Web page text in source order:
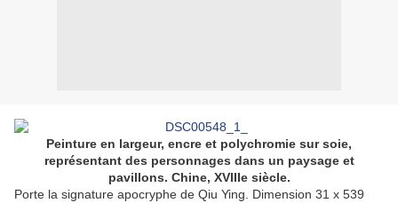
Peinture en largeur, encre et polychromie sur soie,
représentant des personnages dans un paysage et
pavillons. Chine, XVIIIe siècle.
Porte la signature apocryphe de Qiu Ying. Dimension 31 x 539